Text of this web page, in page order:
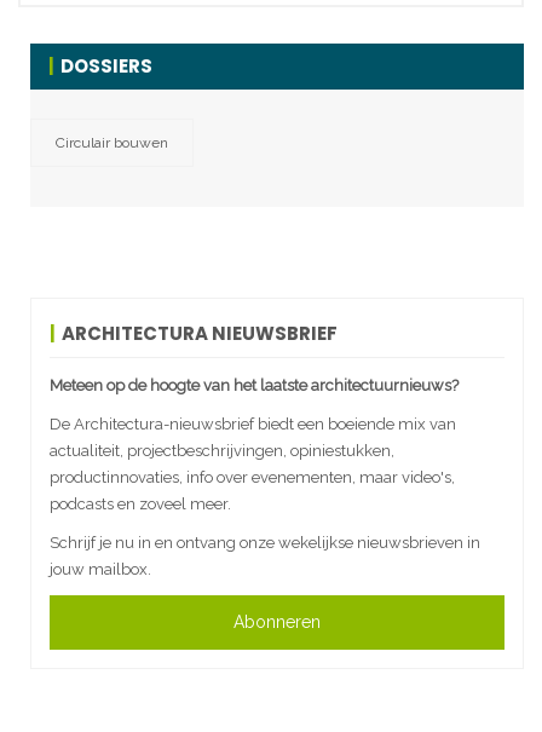
DOSSIERS
Circulair bouwen
ARCHITECTURA NIEUWSBRIEF
Meteen op de hoogte van het laatste architectuurnieuws?
De Architectura-nieuwsbrief biedt een boeiende mix van
actualiteit, projectbeschrijvingen, opiniestukken,
productinnovaties, info over evenementen, maar video's,
podcasts en zoveel meer.
Schrijf je nu in en ontvang onze wekelijkse nieuwsbrieven in
jouw mailbox.
Abonneren